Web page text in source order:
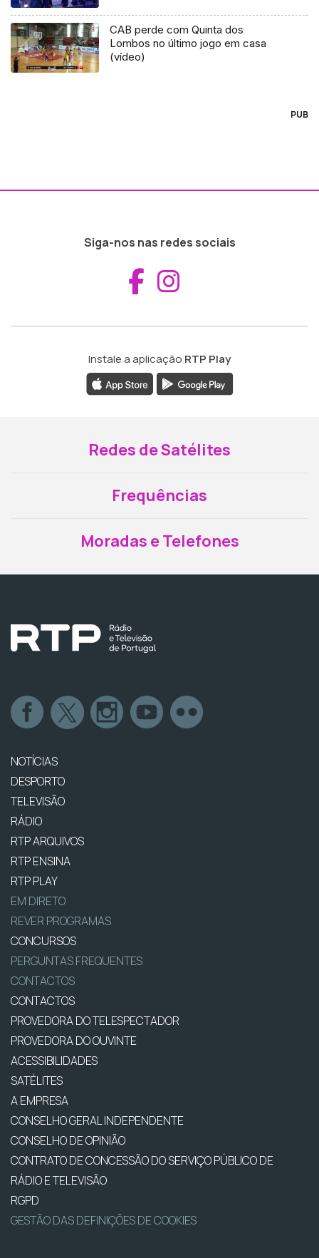
CAB perde com Quinta dos
Lombos no último jogo em casa
(vídeo)
PUB
Siga-nos nas redes sociais
Aceder ao
Instale a aplicação RTP Play
Redes de Satélites
Frequências
Moradas e Telefones
NOTÍCIAS
DESPORTO
TELEVISÃO
RÁDIO
RTP ARQUIVOS
RTP ENSINA
RTP PLAY
EM DIRETO
REVER PROGRAMAS
CONCURSOS
PERGUNTAS FREQUENTES
CONTACTOS
CONTACTOS
PROVEDORA DO TELESPECTADOR
PROVEDORA DO OUVINTE
ACESSIBILIDADES
SATÉLITES
A EMPRESA
CONSELHO GERAL INDEPENDENTE
CONSELHO DE OPINIÃO
CONTRATO DE CONCESSÃO DO SERVIÇO PÚBLICO DE
RÁDIO E TELEVISÃO
RGPD
GESTÃO DAS DEFINIÇÕES DE COOKIES